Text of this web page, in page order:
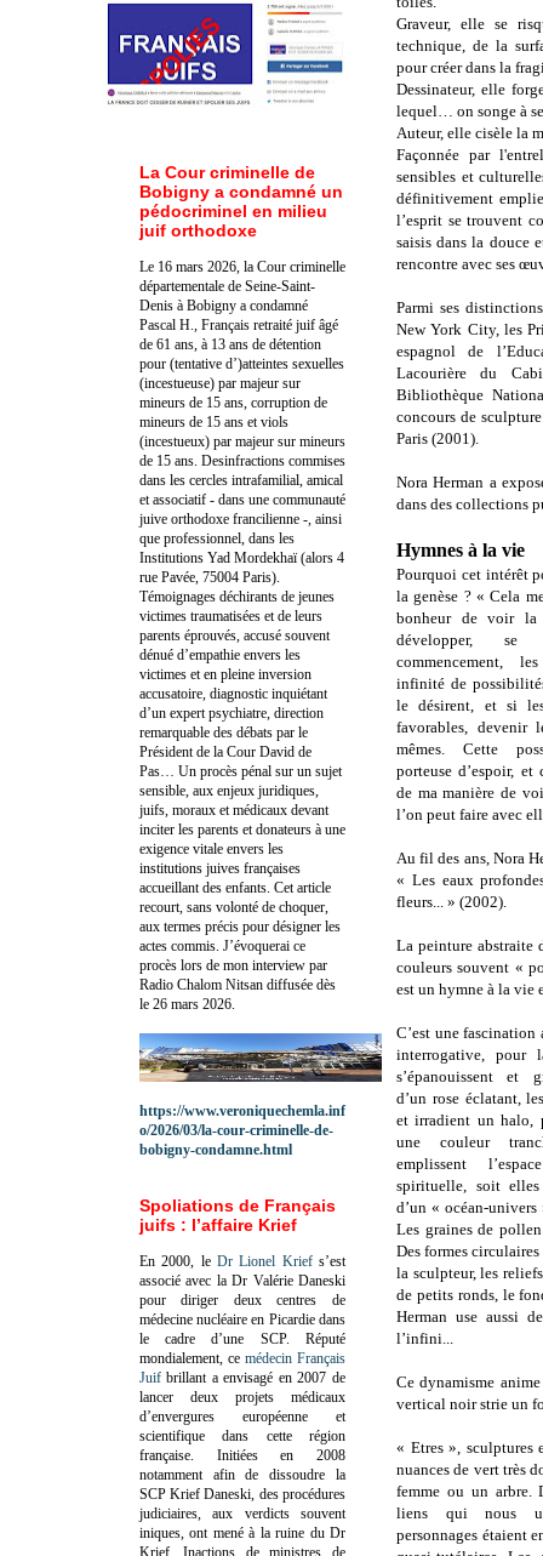
Graveur, elle se
technique, de la
pour créer dans la
Dessinateur, elle
lequel… on songe à
Auteur, elle cisèle la
Façonnée par
sensibles et
définitivement
l’esprit se trouvent
saisis dans la douce
rencontre avec ses
Parmi ses
New York City, les
espagnol de
Lacourière du
Bibliothèque
concours de
Paris (2001).
Nora Herman a
dans des collections
Hymnes à la vie
Pourquoi cet intérêt
la genèse ? « Cela
bonheur de voir la
développer, se
commencement,
infinité de
le désirent, et si
favorables, devenir
mêmes. Cette
porteuse d’espoir,
de ma manière de
l’on peut faire avec
Au fil des ans, Nora
« Les eaux
fleurs... » (2002).
La peinture abstraite
couleurs souvent «
est un hymne à la vie
C’est une
interrogative, pour
s’épanouissent et
d’un rose éclatant,
et irradient un halo,
une couleur
emplissent
spirituelle, soit
d’un « océan-
Les graines de
Des formes
la sculpteur, les
de petits ronds, le
Herman use aussi
l’infini...
Ce dynamisme
vertical noir strie un
« Etres », sculptures
nuances de vert très
femme ou un arbre.
liens qui nous
personnages étaient
La Cour criminelle de
Bobigny a condamné un
pédocriminel en milieu
juif orthodoxe
Le 16 mars 2026, la Cour criminelle
départementale de Seine-Saint-
Denis à Bobigny a condamné
Pascal H., Français retraité juif âgé
de 61 ans, à 13 ans de détention
pour (tentative d’)atteintes sexuelles
(incestueuse) par majeur sur
mineurs de 15 ans, corruption de
mineurs de 15 ans et viols
(incestueux) par majeur sur mineurs
de 15 ans. Desinfractions commises
dans les cercles intrafamilial, amical
et associatif - dans une communauté
juive orthodoxe francilienne -, ainsi
que professionnel, dans les
Institutions Yad Mordekhaï (alors 4
rue Pavée, 75004 Paris).
Témoignages déchirants de jeunes
victimes traumatisées et de leurs
parents éprouvés, accusé souvent
dénué d’empathie envers les
victimes et en pleine inversion
accusatoire, diagnostic inquiétant
d’un expert psychiatre, direction
remarquable des débats par le
Président de la Cour David de
Pas… Un procès pénal sur un sujet
sensible, aux enjeux juridiques,
juifs, moraux et médicaux devant
inciter les parents et donateurs à une
exigence vitale envers les
institutions juives françaises
accueillant des enfants. Cet article
recourt, sans volonté de choquer,
aux termes précis pour désigner les
actes commis. J’évoquerai ce
procès lors de mon interview par
Radio Chalom Nitsan diffusée dès
le 26 mars 2026.
https://www.veroniquechemla.inf
o/2026/03/la-cour-criminelle-de-
bobigny-condamne.html
Spoliations de Français
juifs : l’affaire Krief
En 2000, le Dr Lionel Kriefs’est
associé avec la Dr Valérie Daneski
pour diriger deux centres de
médecine nucléaire en Picardie dans
le cadre d’une SCP. Réputé
mondialement, ce médecin Français
Juif brillant a envisagé en 2007 de
lancer deux projets médicaux
d’envergures européenne et
scientifique dans cette région
française. Initiées en 2008
notamment afin de dissoudre la
SCP Krief Daneski, des procédures
judiciaires, aux verdicts souvent
iniques, ont mené à la ruine du Dr
Krief.Inactions de ministres de